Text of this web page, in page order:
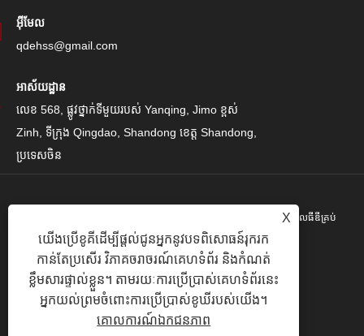
អ៊ីមែល
qdehss@gmail.com
អាស័យដ្ឋាន
លេខ 568, ផ្លូវថ្នាក់ទីមួយរបស់ Yanqing, Jimo ខ្ពស់
Zinh, ទីក្រុង Qingdao, Shandong ខេត្ត Shandong,
ប្រទេសចិន
រក្សាសិទ្ធិ© 2024 Qingdao Eihe Steel Steel Gropspors គ្រុបគ្រុបខូអិលធីឌីគ្រប់
បែបយ៉ាង។
Links | Sitemap | RSS | XML | គោលការណ៍ឯកជនភាព
X
យើងប្រើខូគីដើម្បីផ្តល់ជូនអ្នកនូវបទពិសោធន៍រុករក
កាន់តែប្រសើរ វិភាគចរាចរណ៍គេហទំព័រ និងកំណត់
ខ្លឹមសារផ្ទាល់ខ្លួន។ តាមរយៈការប្រើប្រាស់គេហទំព័រនេះ
អ្នកយល់ព្រមចំពោះការប្រើប្រាស់ខូឃីរបស់យើង។
គោលការណ៍ឯកជនភាព